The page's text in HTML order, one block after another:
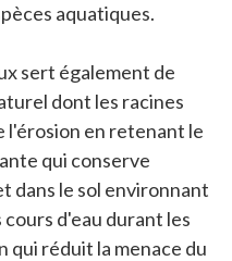
aquatiques.
sert également de
dont les racines
en retenant le
qui conserve
dans le sol environnant
cours d'eau durant les
qui réduit la menace du